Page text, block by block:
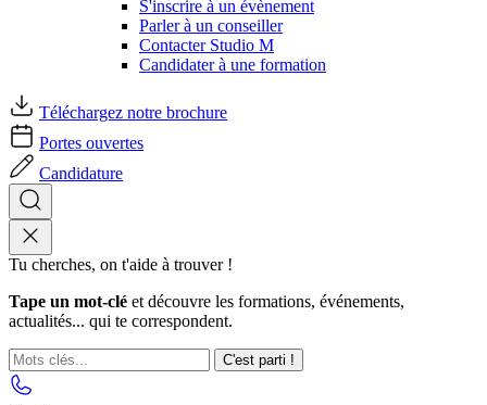
S'inscrire à un évènement
Parler à un conseiller
Contacter Studio M
Candidater à une formation
Téléchargez notre brochure
Portes ouvertes
Candidature
Tu cherches, on t'aide à trouver !
Tape un mot-clé et découvre les formations, événements,
actualités... qui te correspondent.
C'est parti !